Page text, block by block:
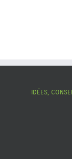
IDÉES,